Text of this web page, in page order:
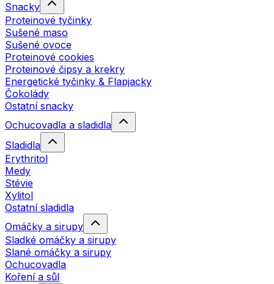
Snacky
Proteinové tyčinky
Sušené maso
Sušené ovoce
Proteinové cookies
Proteinové čipsy a krekry
Energetické tyčinky & Flapjacky
Čokolády
Ostatní snacky
Ochucovadla a sladidla
Sladidla
Erythritol
Medy
Stévie
Xylitol
Ostatní sladidla
Omáčky a sirupy
Sladké omáčky a sirupy
Slané omáčky a sirupy
Ochucovadla
Koření a sůl